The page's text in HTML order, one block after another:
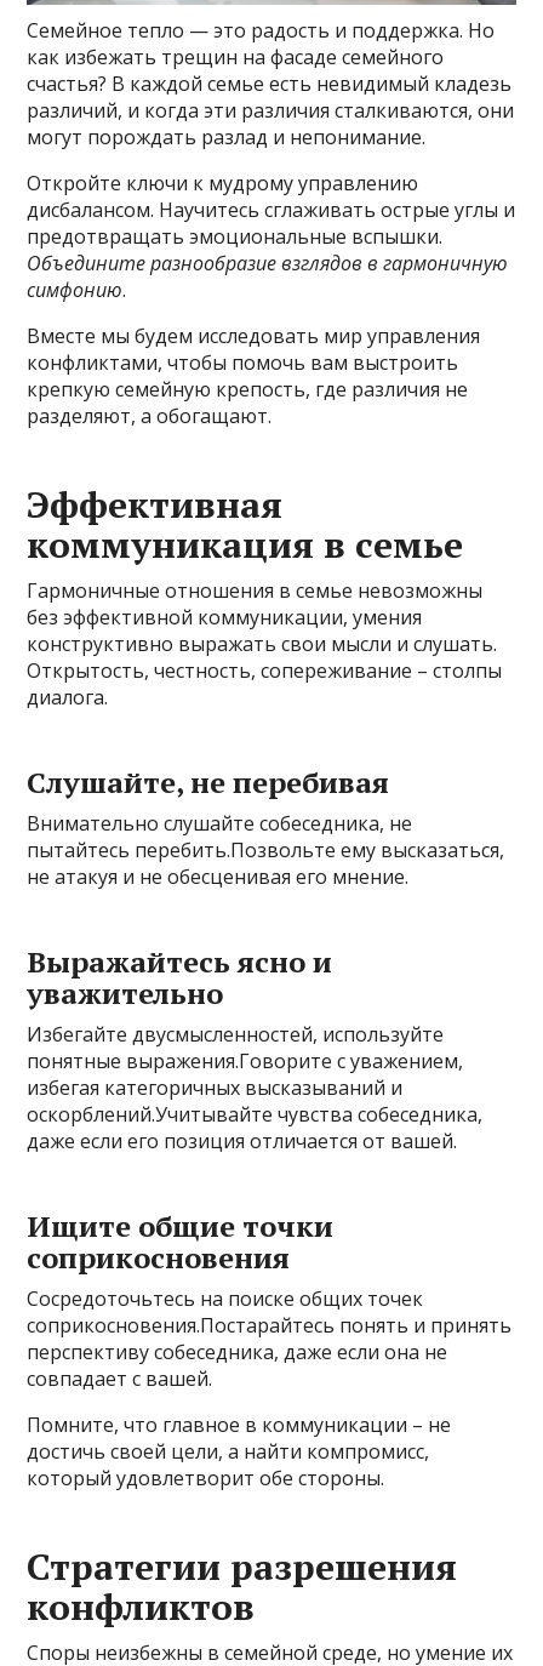
Семейное тепло — это радость и поддержка. Но
как избежать трещин на фасаде семейного
счастья? В каждой семье есть невидимый кладезь
различий, и когда эти различия сталкиваются, они
могут порождать разлад и непонимание.
Откройте ключи к мудрому управлению
дисбалансом. Научитесь сглаживать острые углы и
предотвращать эмоциональные вспышки.
Объедините разнообразие взглядов в гармоничную
симфонию.
Вместе мы будем исследовать мир управления
конфликтами, чтобы помочь вам выстроить
крепкую семейную крепость, где различия не
разделяют, а обогащают.
Эффективная
коммуникация в семье
Гармоничные отношения в семье невозможны
без эффективной коммуникации, умения
конструктивно выражать свои мысли и слушать.
Открытость, честность, сопереживание – столпы
диалога.
Слушайте, не перебивая
Внимательно слушайте собеседника, не
пытайтесь перебить.Позвольте ему высказаться,
не атакуя и не обесценивая его мнение.
Выражайтесь ясно и
уважительно
Избегайте двусмысленностей, используйте
понятные выражения.Говорите с уважением,
избегая категоричных высказываний и
оскорблений.Учитывайте чувства собеседника,
даже если его позиция отличается от вашей.
Ищите общие точки
соприкосновения
Сосредоточьтесь на поиске общих точек
соприкосновения.Постарайтесь понять и принять
перспективу собеседника, даже если она не
совпадает с вашей.
Помните, что главное в коммуникации – не
достичь своей цели, а найти компромисс,
который удовлетворит обе стороны.
Стратегии разрешения
конфликтов
Споры неизбежны в семейной среде, но умение их